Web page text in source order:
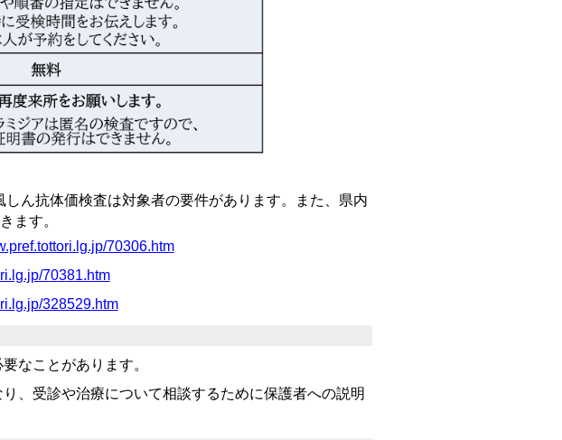
ん抗体価検査は対象者の要件があります。また、県内
ます。
70306.htm
70381.htm
328529.htm
なことがあります。
、受診や治療について相談するために保護者への説明